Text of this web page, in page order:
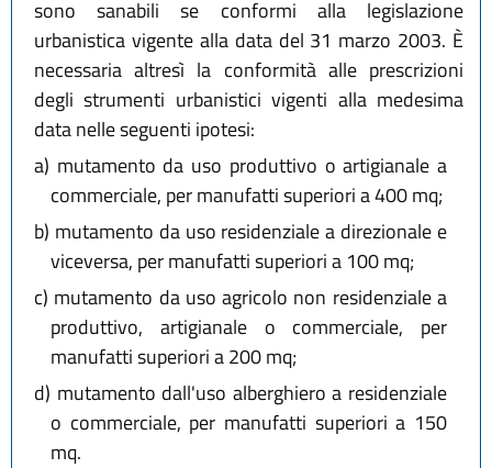
sono sanabili se conformi alla legislazione
urbanistica vigente alla data del 31 marzo 2003. È
necessaria altresì la conformità alle prescrizioni
degli strumenti urbanistici vigenti alla medesima
data nelle seguenti ipotesi:
a) mutamento da uso produttivo o artigianale a
commerciale, per manufatti superiori a 400 mq;
b) mutamento da uso residenziale a direzionale e
viceversa, per manufatti superiori a 100 mq;
c) mutamento da uso agricolo non residenziale a
produttivo, artigianale o commerciale, per
manufatti superiori a 200 mq;
d) mutamento dall'uso alberghiero a residenziale
o commerciale, per manufatti superiori a 150
mq.